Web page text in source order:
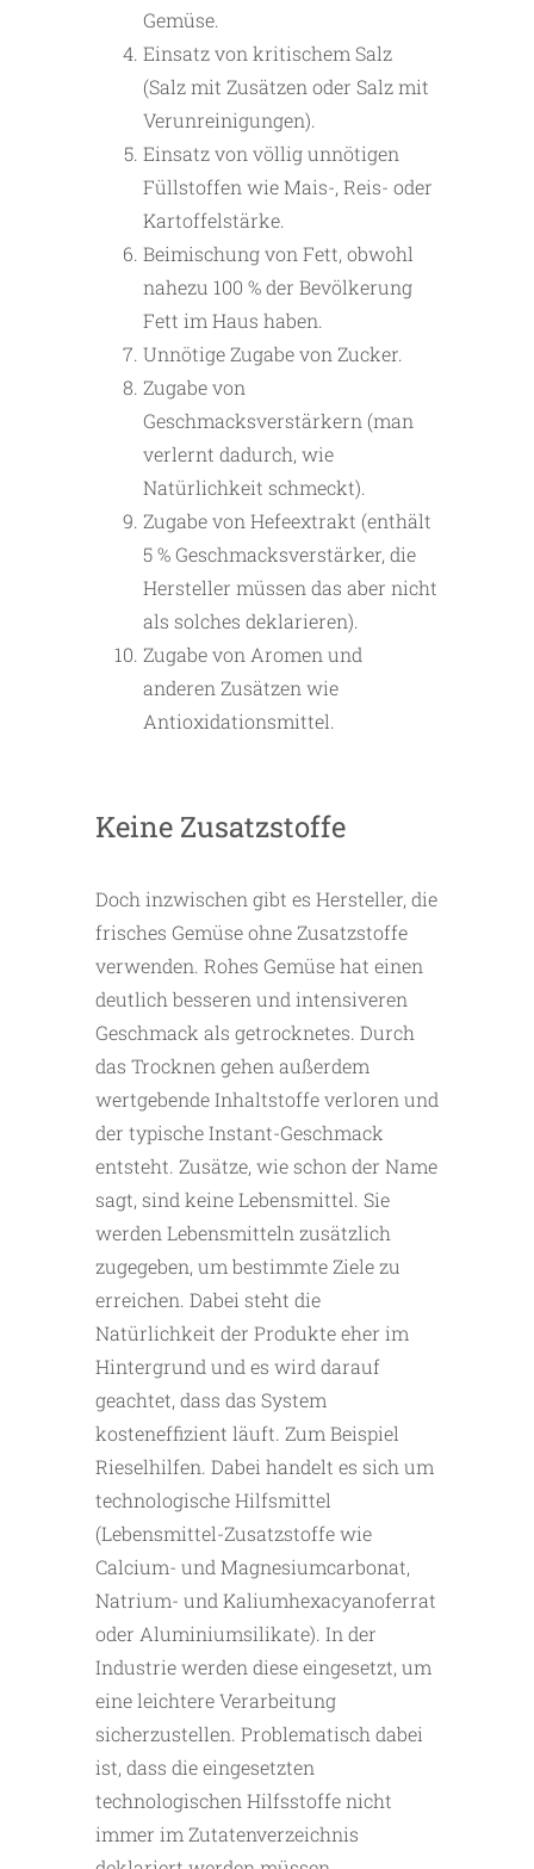
Gemüse.
Einsatz von kritischem Salz
(Salz mit Zusätzen oder Salz mit
Verunreinigungen).
Einsatz von völlig unnötigen
Füllstoffen wie Mais-, Reis- oder
Kartoffelstärke.
Beimischung von Fett, obwohl
nahezu 100 % der Bevölkerung
Fett im Haus haben.
Unnötige Zugabe von Zucker.
Zugabe von
Geschmacksverstärkern (man
verlernt dadurch, wie
Natürlichkeit schmeckt).
Zugabe von Hefeextrakt (enthält
5 % Geschmacksverstärker, die
Hersteller müssen das aber nicht
als solches deklarieren).
Zugabe von Aromen und
anderen Zusätzen wie
Antioxidationsmittel.
Keine Zusatzstoffe
Doch inzwischen gibt es Hersteller, die
frisches Gemüse ohne Zusatzstoffe
verwenden. Rohes Gemüse hat einen
deutlich besseren und intensiveren
Geschmack als getrocknetes. Durch
das Trocknen gehen außerdem
wertgebende Inhaltstoffe verloren und
der typische Instant-Geschmack
entsteht. Zusätze, wie schon der Name
sagt, sind keine Lebensmittel. Sie
werden Lebensmitteln zusätzlich
zugegeben, um bestimmte Ziele zu
erreichen. Dabei steht die
Natürlichkeit der Produkte eher im
Hintergrund und es wird darauf
geachtet, dass das System
kosteneffizient läuft. Zum Beispiel
Rieselhilfen. Dabei handelt es sich um
technologische Hilfsmittel
(Lebensmittel-Zusatzstoffe wie
Calcium- und Magnesiumcarbonat,
Natrium- und Kaliumhexacyanoferrat
oder Aluminiumsilikate). In der
Industrie werden diese eingesetzt, um
eine leichtere Verarbeitung
sicherzustellen. Problematisch dabei
ist, dass die eingesetzten
technologischen Hilfsstoffe nicht
immer im Zutatenverzeichnis